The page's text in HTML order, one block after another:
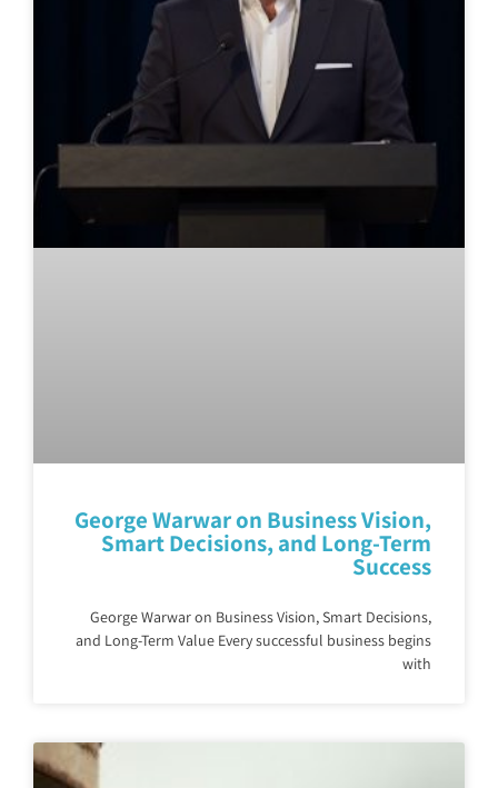
George Warwar on Business Vision,
Smart Decisions, and Long-Term
Success
George Warwar on Business Vision, Smart Decisions,
and Long-Term Value Every successful business begins
with